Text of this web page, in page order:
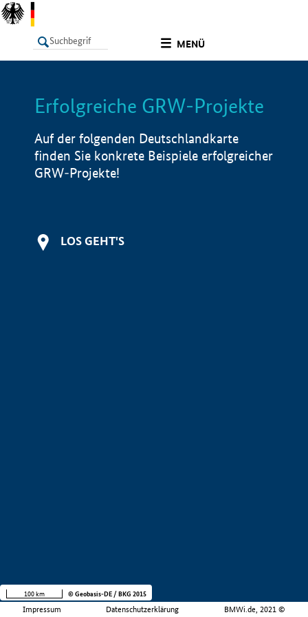
MENÜ
LISTE Info
Erfolgreiche GRW-Projekte
Auf der folgenden Deutschlandkarte
finden Sie konkrete Beispiele erfolgreicher
GRW-Projekte!
LOS GEHT'S
Impressum Datenschutzerklärung BMWi.de, 2021 ©
100 km © Geobasis-DE / BKG 2015